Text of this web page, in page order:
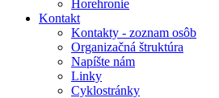
Horehronie
Kontakt
Kontakty - zoznam osôb
Organizačná štruktúra
Napíšte nám
Linky
Cyklostránky